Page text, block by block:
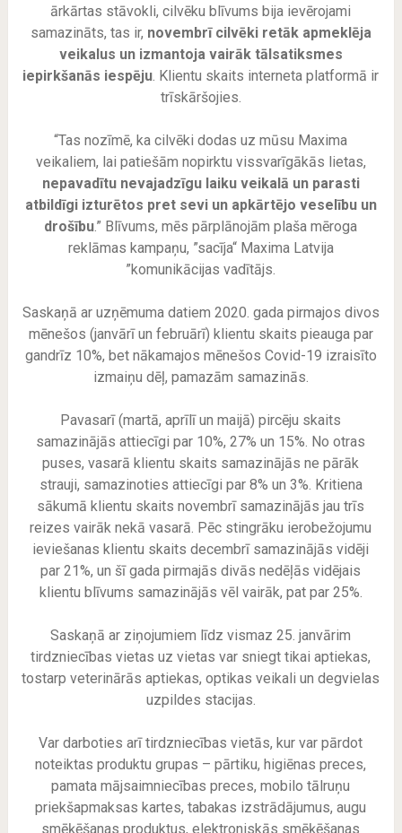
ārkārtas stāvokli, cilvēku blīvums bija ievērojami
samazināts, tas ir, novembrī cilvēki retāk apmeklēja
veikalus un izmantoja vairāk tālsatiksmes
iepirkšanās iespēju. Klientu skaits interneta platformā ir
trīskāršojies.
“Tas nozīmē, ka cilvēki dodas uz mūsu Maxima
veikaliem, lai patiešām nopirktu vissvarīgākās lietas,
nepavadītu nevajadzīgu laiku veikalā un parasti
atbildīgi izturētos pret sevi un apkārtējo veselību un
drošību.” Blīvums, mēs pārplānojām plaša mēroga
reklāmas kampaņu, ”sacīja“ Maxima Latvija
”komunikācijas vadītājs.
Saskaņā ar uzņēmuma datiem 2020. gada pirmajos divos
mēnešos (janvārī un februārī) klientu skaits pieauga par
gandrīz 10%, bet nākamajos mēnešos Covid-19 izraisīto
izmaiņu dēļ, pamazām samazinās.
Pavasarī (martā, aprīlī un maijā) pircēju skaits
samazinājās attiecīgi par 10%, 27% un 15%. No otras
puses, vasarā klientu skaits samazinājās ne pārāk
strauji, samazinoties attiecīgi par 8% un 3%. Kritiena
sākumā klientu skaits novembrī samazinājās jau trīs
reizes vairāk nekā vasarā. Pēc stingrāku ierobežojumu
ieviešanas klientu skaits decembrī samazinājās vidēji
par 21%, un šī gada pirmajās divās nedēļās vidējais
klientu blīvums samazinājās vēl vairāk, pat par 25%.
Saskaņā ar ziņojumiem līdz vismaz 25. janvārim
tirdzniecības vietas uz vietas var sniegt tikai aptiekas,
tostarp veterinārās aptiekas, optikas veikali un degvielas
uzpildes stacijas.
Var darboties arī tirdzniecības vietās, kur var pārdot
noteiktas produktu grupas – pārtiku, higiēnas preces,
pamata mājsaimniecības preces, mobilo tālruņu
priekšapmaksas kartes, tabakas izstrādājumus, augu
smēķēšanas produktus, elektroniskās smēķēšanas